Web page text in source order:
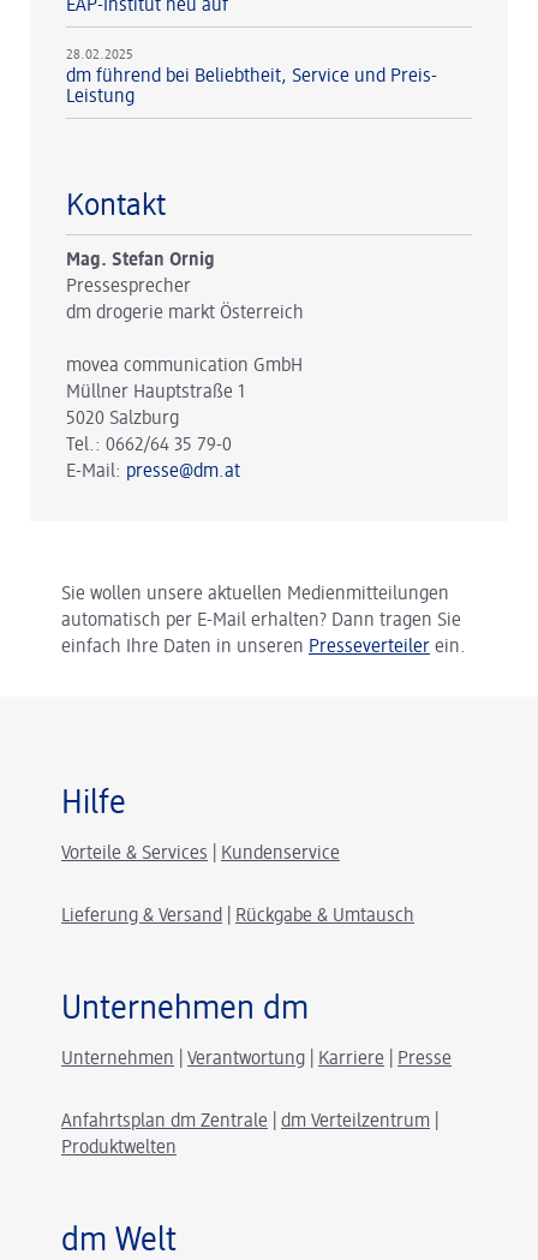
EAP-Institut neu auf
28.02.2025
dm führend bei Beliebtheit, Service und Preis-
Leistung
Kontakt
Mag. Stefan Ornig
Pressesprecher
dm drogerie markt Österreich
movea communication GmbH
Müllner Hauptstraße 1
5020 Salzburg
Tel.: 0662/64 35 79-0
E-Mail: presse@dm.at
Sie wollen unsere aktuellen Medienmitteilungen
automatisch per E-Mail erhalten? Dann tragen Sie
einfach Ihre Daten in unseren Presseverteiler ein.
Hilfe
Vorteile & Services Kundenservice
Lieferung & Versand Rückgabe & Umtausch
Unternehmen dm
Unternehmen Verantwortung Karriere Presse
Anfahrtsplan dm Zentrale dm Verteilzentrum
Produktwelten
dm Welt